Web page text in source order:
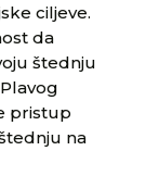
ciljeve.
da
štednju
pristup
na